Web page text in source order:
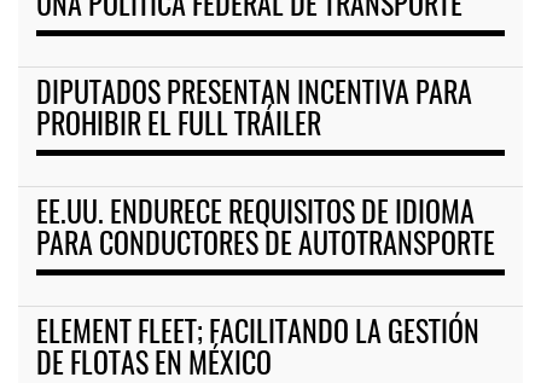
UNA POLÍTICA FEDERAL DE TRANSPORTE
DIPUTADOS PRESENTAN INCENTIVA PARA
PROHIBIR EL FULL TRÁILER
EE.UU. ENDURECE REQUISITOS DE IDIOMA
PARA CONDUCTORES DE AUTOTRANSPORTE
ELEMENT FLEET; FACILITANDO LA GESTIÓN
DE FLOTAS EN MÉXICO